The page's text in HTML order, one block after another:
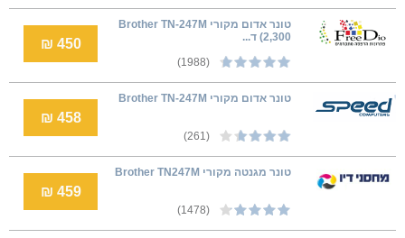
טונר אדום מקורי Brother TN-247M
(2,300 ד...
(1988)
450 ₪
טונר אדום מקורי Brother TN-247M
(261)
458 ₪
טונר ‏מגנטה מקורי Brother TN247M
(1478)
459 ₪